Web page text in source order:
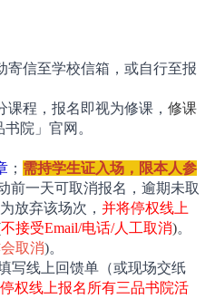
寄信至学校信箱，或自行至报
程，报名即视为修课， 修课
院」官网。
； 需持学生证入场，限本人参
前一天可取消报名，逾期未取
放弃该场次， 并将停权线上
不接受Email/电话/人工取消)。
取消)。
写线上回馈单（或现场交纸
权线上报名所有三品书院活